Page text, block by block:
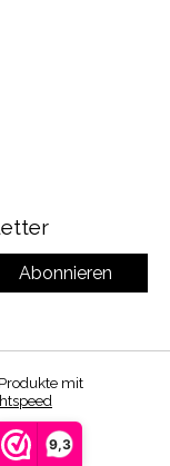
9,3
Abonnieren
mit